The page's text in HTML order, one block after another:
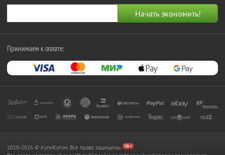
Принимаем к оплате:
2010-2026 © КупиКупон. Все права защищены.